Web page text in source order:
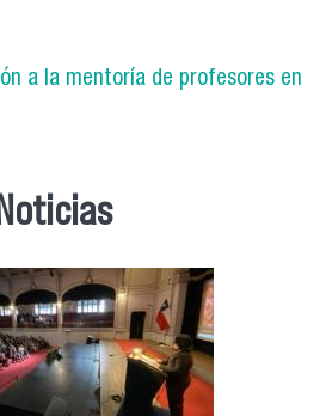
a la mentoría de profesores en
Noticias